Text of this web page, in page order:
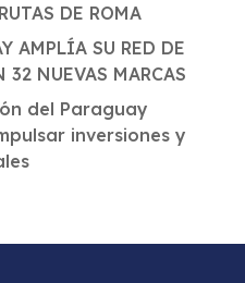
DE ROMA
AMPLÍA SU RED DE
NUEVAS MARCAS
del Paraguay
inversiones y